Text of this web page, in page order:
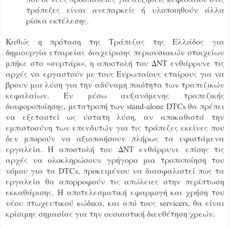
τράπεζες είναι ανεπαρκείς ή υλοποιηθούν άλλα
ρίσκα εκτέλεσης.
Καθώς η πρόταση της Τράπεζας της Ελλάδος για
δημιουργία εταιρείας διαχείρισης περιουσιακών στοιχείων
μπήκε στο «συρτάρι», η αποστολή του ΔΝΤ ενθάρρυνε τις
αρχές να εργαστούν με τους Ευρωπαίους εταίρους για να
βρουν μια λύση για την αδύναμη ποιότητα των τραπεζικών
κεφαλαίων. Εν μέσω αυξανόμενης τραπεζικής
διαφοροποίησης, μετατροπή των stand-alone DTCs θα πρέπει
να εξεταστεί ως ύστατη λύση, αν αποκαθιστά την
εμπιστοσύνη των επενδυτών για τις τράπεζες εκείνες που
δεν μπορούν να αξιοποιήσουν πλήρως τα υφιστάμενα
εργαλεία. Η αποστολή του ΔΝΤ ενθάρρυνε επίσης τις
αρχές να ολοκληρώσουν γρήγορα μια τροποποίηση του
νόμου για τα DTCs, προκειμένου να διασφαλιστεί πως τα
εργαλεία θα απορροφούν τις απώλειες στην περίπτωση
εκκαθάρισης. Η αποτελεσματική εφαρμογή και χρήση του
νέου πτωχευτικού κώδικα, και από τους servicers, θα είναι
κρίσιμης σημασίας για την ουσιαστική διευθέτηση χρεών.